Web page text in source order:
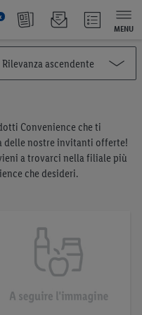
MENU
Convenience che ti
delle nostre invitanti offerte!
a trovarci nella filiale più
che desideri.